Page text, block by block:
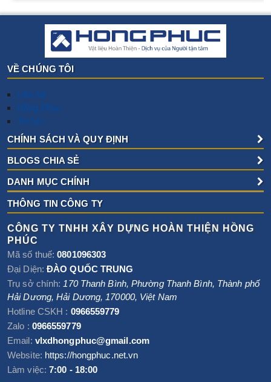
VỀ CHÚNG TÔI
Liên hệ
Hồng Phúc
Tin tức
CHÍNH SÁCH VÀ QUY ĐỊNH
BLOGS CHIA SẺ
DANH MỤC CHÍNH
THÔNG TIN CÔNG TY
CÔNG TY TNHH XÂY DỰNG HOÀN THIỆN HỒNG
PHÚC
Mã số thuế:0801096303
Đại Diện: ĐÀO QUỐC TRUNG
Trụ sở chính: 170 Thanh Bình, Phường Thanh Bình, Thành phố
Hải Dương,Hải Dương, 170000, Việt Nam
Hotline CSKH : 0966559779
Zalo : 0966559779
Email: vlxdhongphuc@gmail.com
Website: https://hongphuc.net.vn
Làm việc: 7:00 - 18:00